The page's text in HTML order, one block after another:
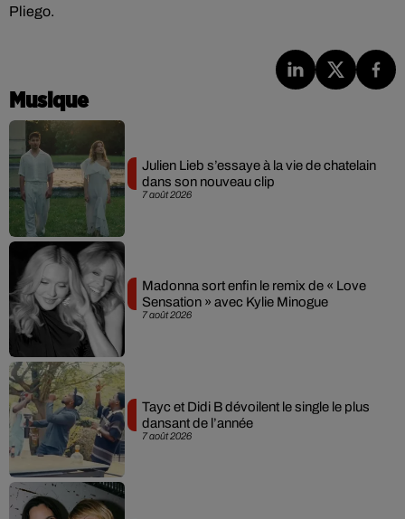
Pliego.
Musique
7 août 2026
Julien Lieb s’essaye à la vie de chatelain
dans son nouveau clip
7 août 2026
Madonna sort enfin le remix de « Love
Sensation » avec Kylie Minogue
7 août 2026
Tayc et Didi B dévoilent le single le plus
dansant de l’année